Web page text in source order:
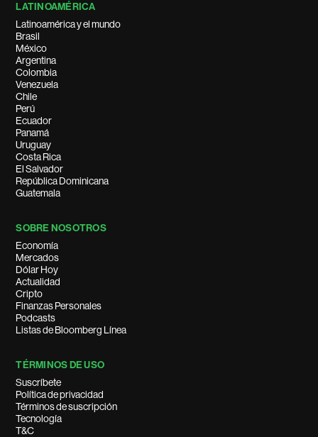
LATINOAMÉRICA
Latinoamérica y el mundo
Brasil
México
Argentina
Colombia
Venezuela
Chile
Perú
Ecuador
Panamá
Uruguay
Costa Rica
El Salvador
República Dominicana
Guatemala
SOBRE NOSOTROS
Economía
Mercados
Dólar Hoy
Actualidad
Cripto
Finanzas Personales
Podcasts
Listas de Bloomberg Línea
TÉRMINOS DE USO
Suscríbete
Política de privacidad
Términos de suscripción
Tecnología
T&C